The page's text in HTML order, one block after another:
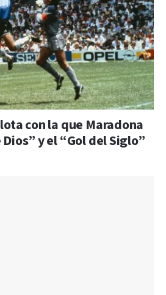
con la que Maradona
y el “Gol del Siglo”